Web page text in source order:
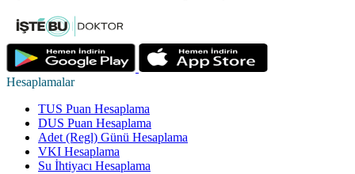
Hesaplamalar
TUS Puan Hesaplama
DUS Puan Hesaplama
Adet (Regl) Günü Hesaplama
VKI Hesaplama
Su İhtiyacı Hesaplama